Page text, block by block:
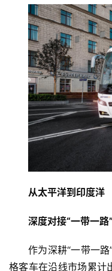
从太平洋到印度洋
深度对接“一带一路”
作为深耕“一带一
格客车在沿线市场累计